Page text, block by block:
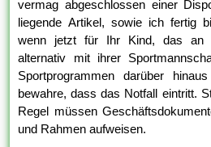
vermag abgeschlossen einer
liegende Artikel, sowie ich fertig
wenn jetzt für Ihr Kind, das an
alternativ mit ihrer
Sportprogrammen darüber
bewahre, dass das Notfall eintritt.
Regel müssen
und Rahmen aufweisen.